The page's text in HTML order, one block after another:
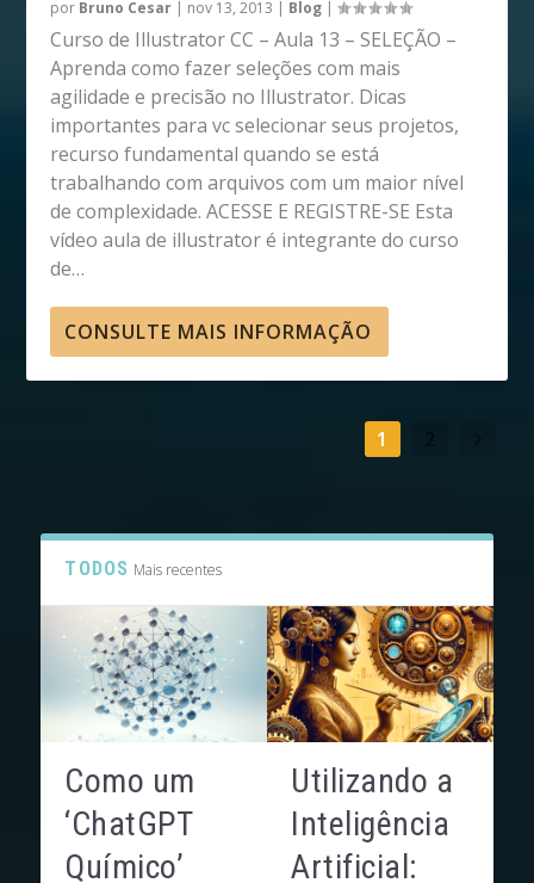
por Bruno Cesar | nov 13, 2013 | Blog |
Curso de Illustrator CC – Aula 13 – SELEÇÃO –
Aprenda como fazer seleções com mais
agilidade e precisão no Illustrator. Dicas
importantes para vc selecionar seus projetos,
recurso fundamental quando se está
trabalhando com arquivos com um maior nível
de complexidade. ACESSE E REGISTRE-SE Esta
vídeo aula de illustrator é integrante do curso
de…
CONSULTE MAIS INFORMAÇÃO
1
TODOS Mais recentes
Como um
‘ChatGPT
Químico’
Utilizando a
Inteligência
Artificial: